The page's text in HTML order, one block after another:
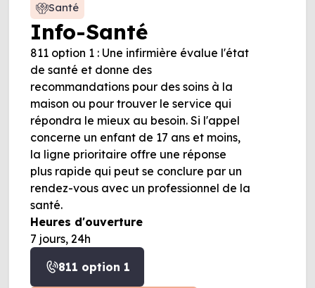
Info-Santé
Santé
811 option 1 : Une infirmière évalue l'état
de santé et donne des
recommandations pour des soins à la
maison ou pour trouver le service qui
répondra le mieux au besoin. Si l'appel
concerne un enfant de 17 ans et moins,
la ligne prioritaire offre une réponse
plus rapide qui peut se conclure par un
rendez-vous avec un professionnel de la
santé.
Heures d'ouverture
7 jours, 24h
811 option 1